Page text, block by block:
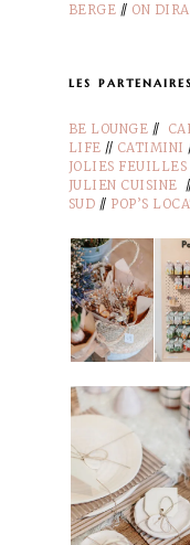
BERGE // ON
les partenaires
BE LOUNGE //
LIFE // CATIMINI
JOLIES FEUILLES
JULIEN CUISINE
SUD // POP’S